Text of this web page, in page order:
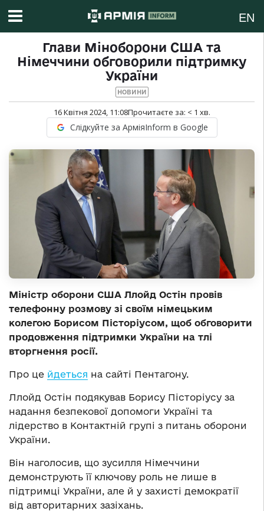
EN
Глави Міноборони США та
Німеччини обговорили підтримку
України
НОВИНИ
16 Квітня 2024, 11:08Прочитаєте за: < 1 хв.
Слідкуйте за АрміяInform в Google
Міністр оборони США Ллойд Остін провів
телефонну розмову зі своїм німецьким
колегою Борисом Пісторіусом, щоб обговорити
продовження підтримки України на тлі
вторгнення росії.
Про це йдеться на сайті Пентагону.
Ллойд Остін подякував Борису Пісторіусу за
надання безпекової допомоги Україні та
лідерство в Контактній групі з питань оборони
України.
Він наголосив, що зусилля Німеччини
демонструють її ключову роль не лише в
підтримці України, але й у захисті демократії
від авторитарних зазіхань.